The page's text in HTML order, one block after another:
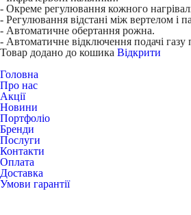
- Окреме регулювання кожного
- Регулювання відстані між вертелом і
- Автоматичне обертання рожна.
- Автоматичне відключення подачі газу
Товар додано до кошика Відкрити
Головна
Про нас
Акції
Новини
Портфоліо
Бренди
Послуги
Контакти
Оплата
Доставка
Умови гарантії